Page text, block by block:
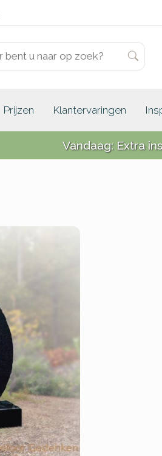
Prijzen Klantervaringen
Vandaag: Extra